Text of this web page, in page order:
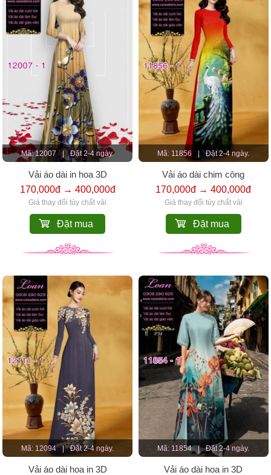
Mã: 12007 | Đặt 2-4 ngày.
Vải áo dài in hoa 3D
170,000đ → 400,000đ
Giá thay đổi tùy chất vải
Đặt mua
Mã: 11856 Đặt 2-4 ngày.
Vải áo dài chim công
170,000đ → 400,000đ
Giá thay đổi tùy chất vải
Đặt mua
Mã: 12094 | Đặt 2-4 ngày.
Vải áo dài hoa in 3D
Mã: 11854 | Đặt 2-4 ngày.
Vải áo dài hoa in 3D